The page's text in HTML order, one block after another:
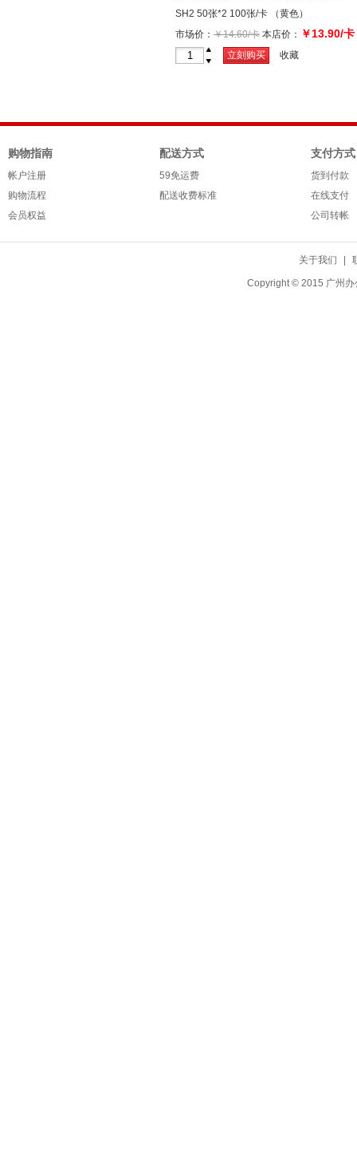
SH2 50张*2 100张/卡 （黄色）
市场价： ￥14.60/卡 本店价： ￥13.90/卡
-
立刻购买 收藏
购物指南
帐户注册
购物流程
会员权益
配送方式
59免运费
配送收费标准
支付方式
货到付款
在线支付
公司转帐
关于我们
Copyright © 2015 广州办